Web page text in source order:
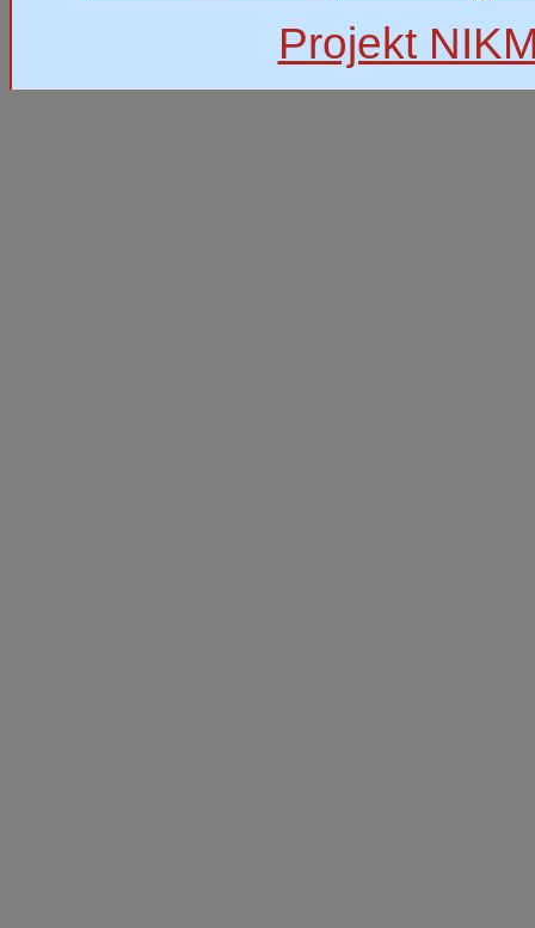
Projekt